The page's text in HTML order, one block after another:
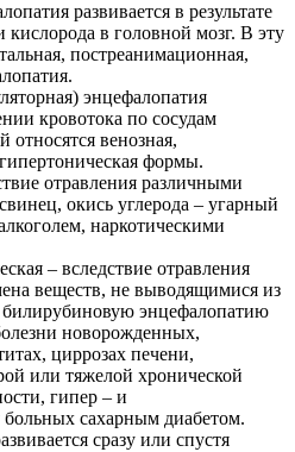
развивается в результате
кислорода в головной мозг. В эту
постреанимационная,
энцефалопатия
кровотока по сосудам
относятся венозная,
формы.
отравления различными
окись углерода – угарный
наркотическими
– вследствие отравления
веществ, не выводящимися из
энцефалопатию
новорожденных,
циррозах печени,
или тяжелой хронической
гипер – и
сахарным диабетом.
сразу или спустя